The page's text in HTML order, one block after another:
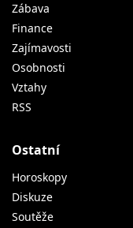
Zábava
Finance
Zajímavosti
Osobnosti
Vztahy
RSS
Ostatní
Horoskopy
Diskuze
Soutěže